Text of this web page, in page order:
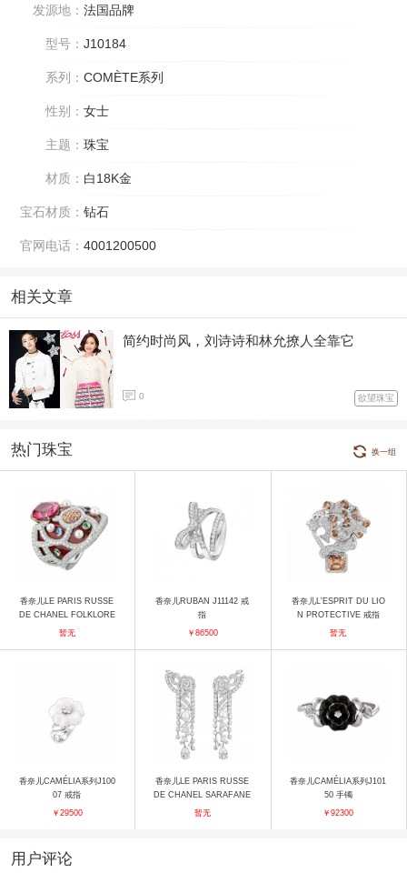
发源地： 法国品牌
型号： J10184
系列： COMÈTE系列
性别： 女士
主题： 珠宝
材质： 白18K金
宝石材质： 钻石
官网电话： 4001200500
相关文章
简约时尚风，刘诗诗和林允撩人全靠它
0 欲望珠宝
热门珠宝 换一组
香奈儿LE PARIS RUSSE
DE CHANEL FOLKLORE
J63839 戒指
暂无
香奈儿RUBAN J11142 戒
指
￥86500
香奈儿L'ESPRIT DU LIO
N PROTECTIVE 戒指
暂无
香奈儿CAMÉLIA系列J100
07 戒指
￥29500
香奈儿LE PARIS RUSSE
DE CHANEL SARAFANE
J63766 耳饰
暂无
香奈儿CAMÉLIA系列J101
50 手镯
￥92300
用户评论